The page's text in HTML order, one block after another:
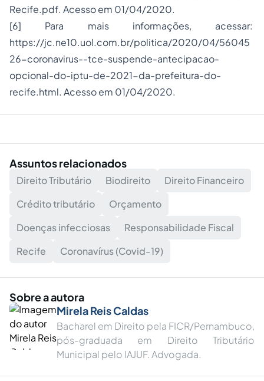
Recife.pdf. Acesso em 01/04/2020.
[6] Para mais informações, acessar:
https://jc.ne10.uol.com.br/politica/2020/04/56045
26-coronavirus--tce-suspende-antecipacao-
opcional-do-iptu-de-2021-da-prefeitura-do-
recife.html. Acesso em 01/04/2020.
Assuntos relacionados
Direito Tributário Biodireito
Direito Financeiro
Crédito tributário
Orçamento
Doenças infecciosas
Responsabilidade Fiscal
Recife
Coronavírus (Covid-19)
Sobre a autora
Mirela Reis Caldas
Bacharel em Direito pela FICR/Pernambuco,
pós-graduada em Direito Tributário
Municipal pelo IAJUF. Advogada.